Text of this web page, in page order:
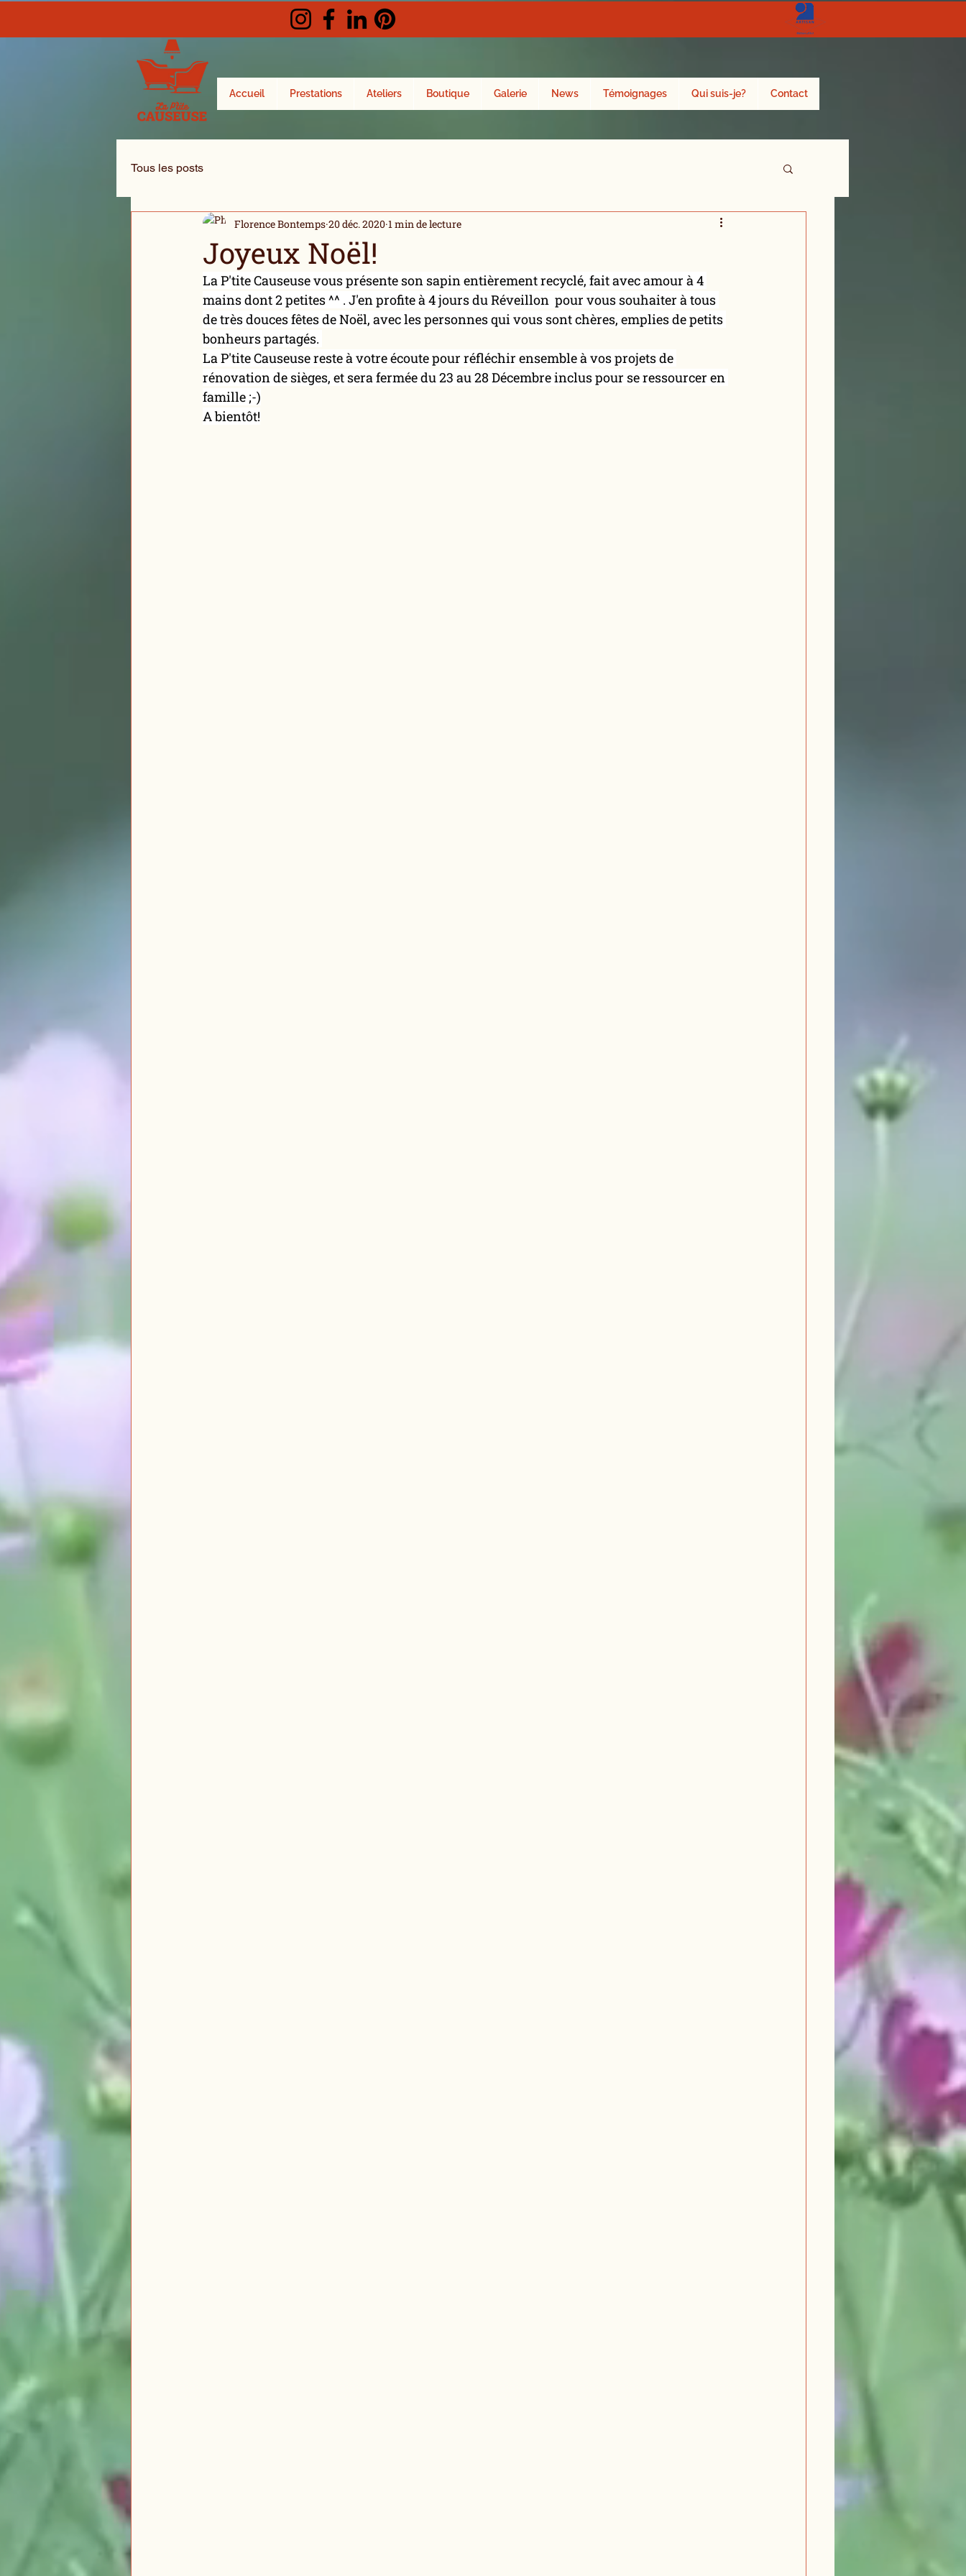
Accueil Prestations Ateliers Boutique Galerie News Témoignages Qui suis-je? Contact
Tous les posts
Joyeux Noël!
Florence Bontemps 20 déc. 2020 1 min de lecture
La P'tite Causeuse vous présente son sapin entièrement recyclé, fait avec amour à 4
mains dont 2 petites ^^ . J'en profite à 4 jours du Réveillon  pour vous souhaiter à tous
de très douces fêtes de Noël, avec les personnes qui vous sont chères, emplies de petits
bonheurs partagés.
La P'tite Causeuse reste à votre écoute pour réfléchir ensemble à vos projets de
rénovation de sièges, et sera fermée du 23 au 28 Décembre inclus pour se ressourcer en
famille ;-)
A bientôt!